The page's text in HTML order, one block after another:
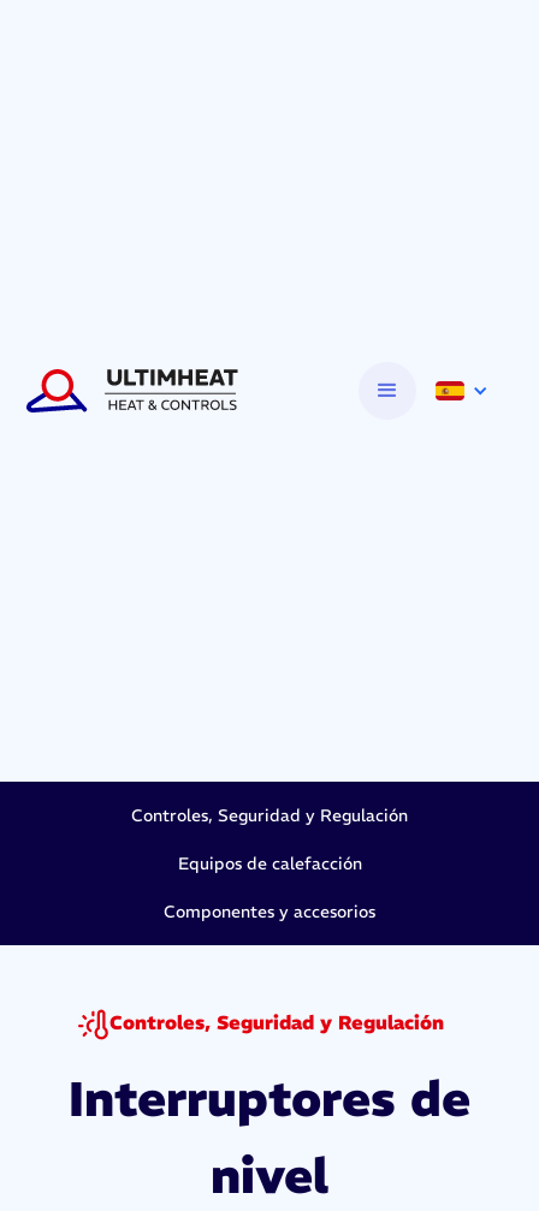
Controles, Seguridad y Regulación
Equipos de calefacción
Componentes y accesorios
Controles, Seguridad y Regulación
Interruptores de
nivel